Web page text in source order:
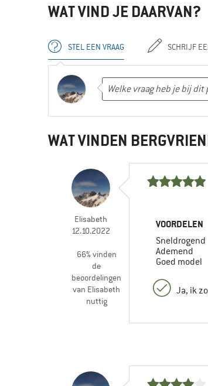
WAT VIND JE DAARVAN?
STEL EEN VRAAG SCHRIJF
WAT VINDEN
Elisabeth
12.10.2022
66% vinden
de
beoordelingen
van Elisabeth
nuttig
VOORDELEN
Sneldrogend
Ademend
Goed model
Ja, ik